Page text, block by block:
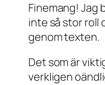
Finemang! Jag
inte så stor roll
genom texten.
Det som är
verkligen